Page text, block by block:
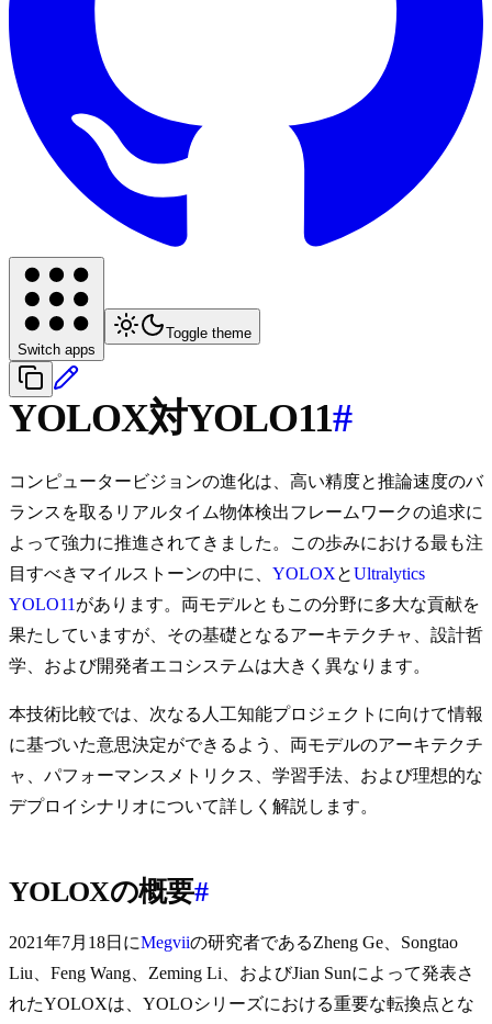
Switch apps
Toggle theme
YOLOX対YOLO11#
コンピュータービジョンの進化は、高い精度と推論速度のバ
ランスを取るリアルタイム物体検出フレームワークの追求に
よって強力に推進されてきました。この歩みにおける最も注
目すべきマイルストーンの中に、 YOLOXとUltralytics
YOLO11 があります。両モデルともこの分野に多大な貢献を
果たしていますが、その基礎となるアーキテクチャ、設計哲
学、および開発者エコシステムは大きく異なります。
本技術比較では、次なる人工知能プロジェクトに向けて情報
に基づいた意思決定ができるよう、両モデルのアーキテクチ
ャ、パフォーマンスメトリクス、学習手法、および理想的な
デプロイシナリオについて詳しく解説します。
YOLOXの概要#
2021年7月18日にMegviiの研究者であるZheng Ge、Songtao
Liu、Feng Wang、Zeming Li、およびJian Sunによって発表さ
れたYOLOXは、YOLOシリーズにおける重要な転換点とな